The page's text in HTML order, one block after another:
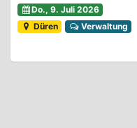
Do., 9. Juli 2026
Düren
Verwaltung